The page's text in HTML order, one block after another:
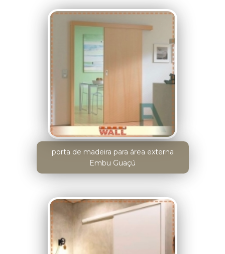
porta de madeira para área externa
Embu Guaçú